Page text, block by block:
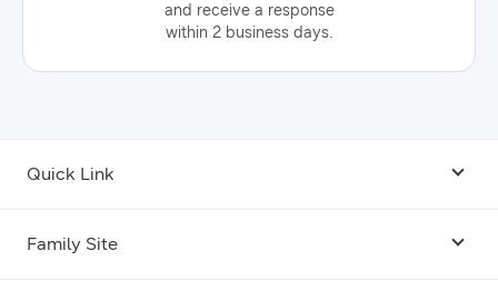
기술의 자동화를 이루는 기반을 마련하며, 현재 45
개국 대상 10개 플랫폼의 멀티채널로 구축하는 프
는 ‘코딩은 사랑을 싣고’라는 주제로 발표를 했는데,
는 데 도움이 되는 포트폴리오를 만드는 방법도 제
and receive a response
within 2 business days.
Quick Link
Family Site